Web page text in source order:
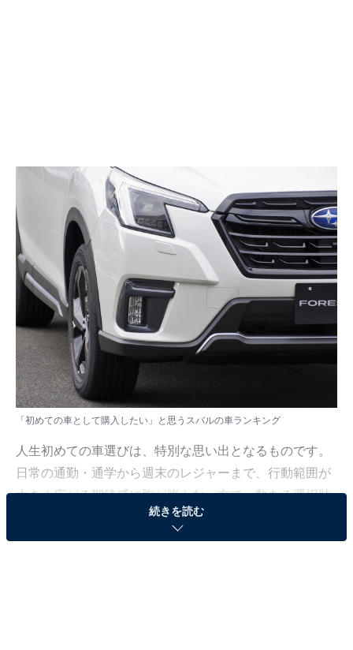
「初めての車として購入したい」と思うスバルの車ランキング
人生初めての車選びは、特別な思い出となるものです。
日常の通勤・通学から週末のレジャーまで、行動範囲が
大きく広がる期待感に胸が膨らむ一方で、数ある選択肢
の中からベストな1台を選ぶのは悩ましい決断でもあり
ます。
続きを読む